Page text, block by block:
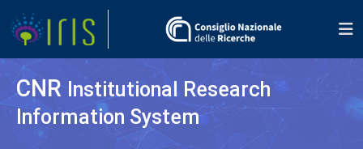
CNR Institutional Research
Information System